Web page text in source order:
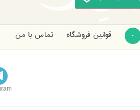
0 قوانین فروشگاه تماس با من